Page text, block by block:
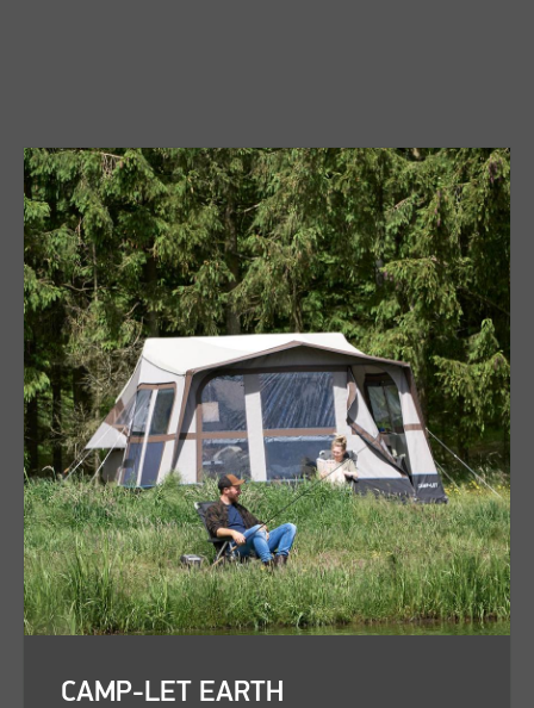
CAMP-LET EARTH